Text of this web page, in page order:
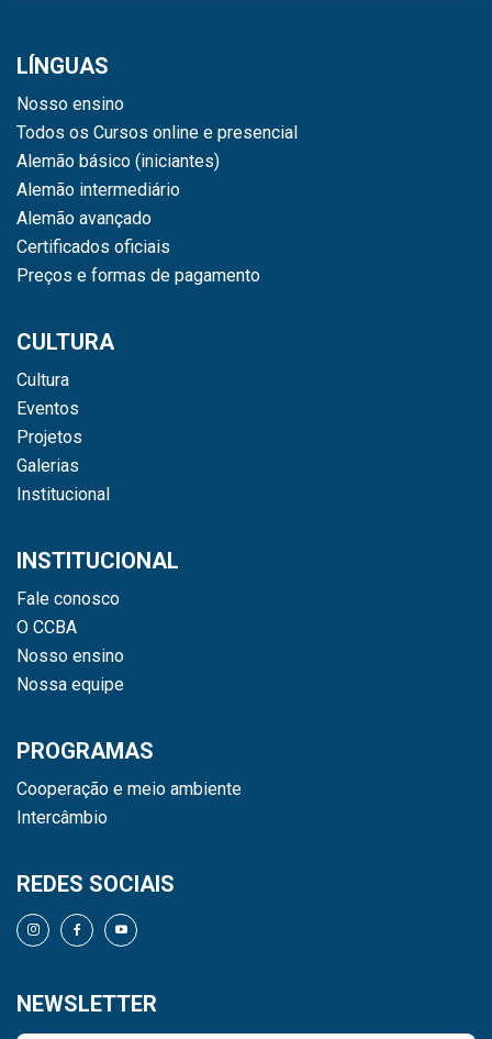
LÍNGUAS
Nosso ensino
Todos os Cursos online e presencial
Alemão básico (iniciantes)
Alemão intermediário
Alemão avançado
Certificados oficiais
Preços e formas de pagamento
CULTURA
Cultura
Eventos
Projetos
Galerias
Institucional
INSTITUCIONAL
Fale conosco
O CCBA
Nosso ensino
Nossa equipe
PROGRAMAS
Cooperação e meio ambiente
Intercâmbio
REDES SOCIAIS
NEWSLETTER